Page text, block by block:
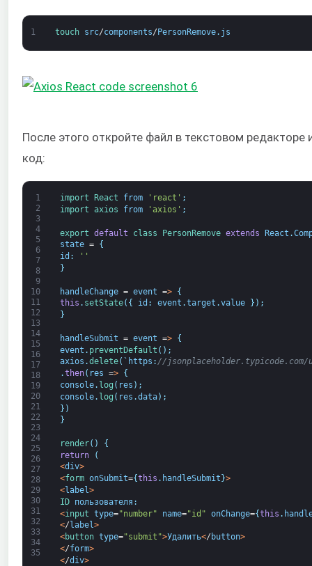
1 touch src/components/ PersonRemove. js
После этого откройте файл в текстовом
код:
1
2
3
4
5
6
7
8
9
10
11
12
13
14
15
16
17
18
19
20
21
22
23
24
25
26
27
28
29
30
31
32
33
34
35
import React from 'react' ;
import axios from 'axios' ;
export default class PersonRemove extends React .
state =
{
id :
''
}
handleChange = event =>
{
this . setState( { id : event .target .value } ) ;
}
handleSubmit = event =>
{
event . preventDefault ( ) ;
axios .delete( ` https : //
.then( res =>
{
console. log ( res ) ;
console. log ( res .data) ;
} )
}
render( )
{
return
(
<div>
<form onSubmit={this . handleSubmit }>
<label>
ID пользователя :
<input type="number" name="id" onChange={this .
</ label>
<button type="submit">Удалить</ button>
</form>
</div>